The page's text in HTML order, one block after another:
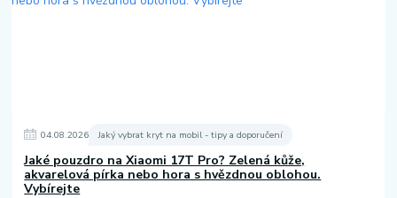
04.08.2026 Jaký vybrat kryt na mobil - tipy a doporučení
Jaké pouzdro na Xiaomi 17T Pro? Zelená kůže,
akvarelová pírka nebo hora s hvězdnou oblohou.
Vybírejte